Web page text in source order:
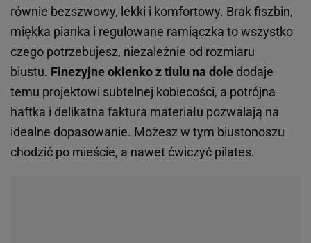
równie bezszwowy, lekki i komfortowy. Brak fiszbin,
miękka pianka i regulowane ramiączka to wszystko
czego potrzebujesz, niezależnie od rozmiaru
biustu. Finezyjne okienko z tiulu na dole dodaje
temu projektowi subtelnej kobiecości, a potrójna
haftka i delikatna faktura materiału pozwalają na
idealne dopasowanie. Możesz w tym biustonoszu
chodzić po mieście, a nawet ćwiczyć pilates.